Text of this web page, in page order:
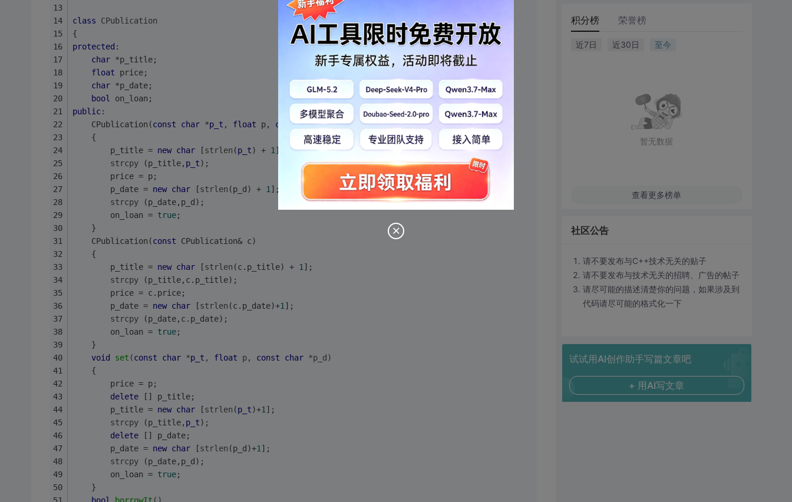
class
CPublication
{
protected :
char *p_title;
float price;
char *p_date;
bool
on_loan;
public:
    CPublication(
const char *p_t , float p, const char *p_d)
    {
        p_title =
new char [strlen (p_t) + 1 ];
strcpy (p_title, p_t);
        price = p;
        p_date =
new char [strlen (p_d) + 1 ];
strcpy (p_date,p_d);
        on_loan =
true;
    }
    CPublication(
const CPublication& c)
    {
        p_title =
new char [strlen (c.p_title) + 1 ];
strcpy (p_title,c.p_title);
        price = c.price;
        p_date =
new char [strlen (c.p_date)+1 ];
strcpy (p_date,c.p_date);
        on_loan =
true;
    }
void
set (const char *p_t , float p, const char *p_d)
    {
        price = p;
delete [] p_title;
        p_title =
new char [strlen (p_t)+1 ];
strcpy (p_title, p_t);
delete [] p_date;
        p_date =
new char [strlen (p_d)+1 ];
strcpy (p_date,p_d);
        on_loan =
true;
    }
bool
borrowIt ()
积分榜 荣誉榜
近7日 近30日 至今
暂无数据
查看更多榜单
社区公告
请不要发布与C++技术无关的贴子
请不要发布与技术无关的招聘、广告的帖子
请尽可能的描述清楚你的问题，如果涉及到
代码请尽可能的格式化一下
试试用AI创作助手写篇文章吧
+ 用AI写文章